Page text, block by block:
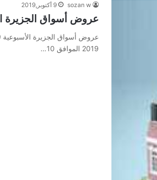
sozan w 9 أكتوبر,2019
عروض أسواق الجزيرة الأسبوعية 9 أكتوبر 2019
2019 الموافق 10…